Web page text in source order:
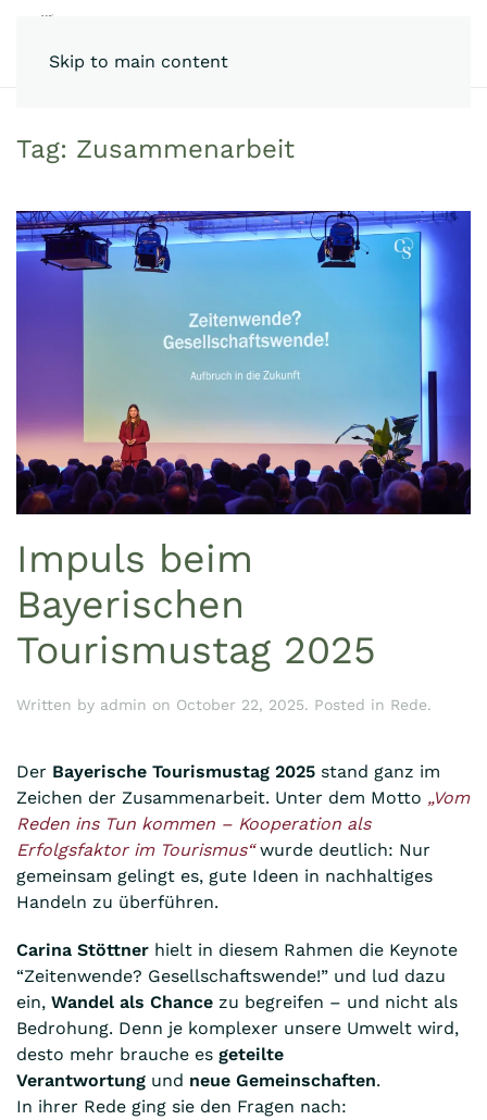
Skip to main content
Tag: Zusammenarbeit
Impuls beim
Bayerischen
Tourismustag 2025
Written by admin on October 22, 2025. Posted in Rede.
Der Bayerische Tourismustag 2025 stand ganz im
Zeichen der Zusammenarbeit. Unter dem Motto „Vom
Reden ins Tun kommen – Kooperation als
Erfolgsfaktor im Tourismus“wurde deutlich: Nur
gemeinsam gelingt es, gute Ideen in nachhaltiges
Handeln zu überführen.
Carina Stöttner hielt in diesem Rahmen die Keynote
“Zeitenwende? Gesellschaftswende!” und lud dazu
ein, Wandel als Chance zu begreifen – und nicht als
Bedrohung. Denn je komplexer unsere Umwelt wird,
desto mehr brauche es geteilte
Verantwortung und neue Gemeinschaften.
In ihrer Rede ging sie den Fragen nach: